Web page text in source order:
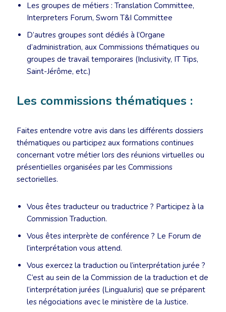
Les groupes de métiers : Translation Committee,
Interpreters Forum, Sworn T&I Committee
D’autres groupes sont dédiés à l’Organe
d’administration, aux Commissions thématiques ou
groupes de travail temporaires (Inclusivity, IT Tips,
Saint-Jérôme, etc.)
Les commissions thématiques :
Faites entendre votre avis dans les différents dossiers
thématiques ou participez aux formations continues
concernant votre métier lors des réunions virtuelles ou
présentielles organisées par les Commissions
sectorielles.
Vous êtes traducteur ou traductrice ? Participez à la
Commission Traduction.
Vous êtes interprète de conférence ? Le Forum de
l’interprétation vous attend.
Vous exercez la traduction ou l’interprétation jurée ?
C’est au sein de la Commission de la traduction et de
l’interprétation jurées (LinguaJuris) que se préparent
les négociations avec le ministère de la Justice.